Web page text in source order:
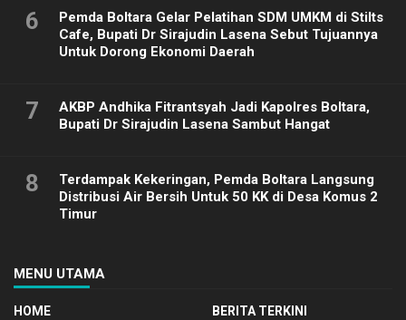
6
Pemda Boltara Gelar Pelatihan SDM UMKM di Stilts
Cafe, Bupati Dr Sirajudin Lasena Sebut Tujuannya
Untuk Dorong Ekonomi Daerah
7
AKBP Andhika Fitrantsyah Jadi Kapolres Boltara,
Bupati Dr Sirajudin Lasena Sambut Hangat
8
Terdampak Kekeringan, Pemda Boltara Langsung
Distribusi Air Bersih Untuk 50 KK di Desa Komus 2
Timur
MENU UTAMA
HOME
BERITA TERKINI